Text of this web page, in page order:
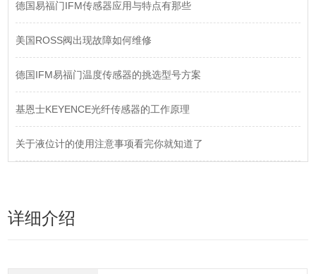
德国易福门IFM传感器应用与特点有那些
美国ROSS阀出现故障如何维修
德国IFM易福门温度传感器的挑选型号方案
基恩士KEYENCE光纤传感器的工作原理
关于液位计的使用注意事项看完你就知道了
详细介绍